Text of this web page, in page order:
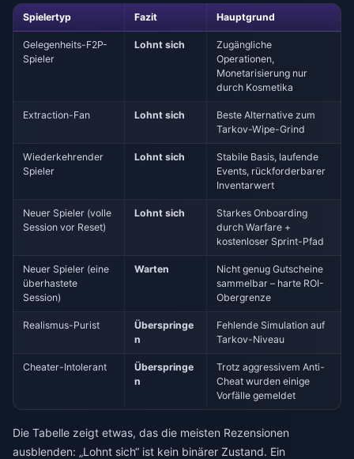
Spielertyp Fazit Hauptgrund
Gelegenheits-F2P-
Spieler
Lohnt sich
Zugängliche
Operationen,
Monetarisierung nur
durch Kosmetika
Extraction-Fan Lohnt sich
Beste Alternative zum
Tarkov-Wipe-Grind
Wiederkehrender
Spieler
Lohnt sich
Stabile Basis, laufende
Events, rückforderbarer
Inventarwert
Neuer Spieler (volle
Session vor Reset)
Lohnt sich
Starkes Onboarding
durch Warfare +
kostenloser Sprint-Pfad
Neuer Spieler (eine
überhastete
Session)
Warten
Nicht genug Gutscheine
sammelbar – harte ROI-
Obergrenze
Realismus-Purist
Überspringe
n
Fehlende Simulation auf
Tarkov-Niveau
Cheater-Intolerant
Überspringe
n
Trotz aggressivem Anti-
Cheat wurden einige
Vorfälle gemeldet
Die Tabelle zeigt etwas, das die meisten Rezensionen
ausblenden: „Lohnt sich“ ist kein binärer Zustand. Ein